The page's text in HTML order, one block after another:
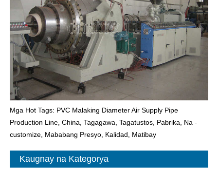
Mga Hot Tags: PVC Malaking Diameter Air Supply Pipe
Production Line, China, Tagagawa, Tagatustos, Pabrika, Na -
customize, Mababang Presyo, Kalidad, Matibay
Kaugnay na Kategorya